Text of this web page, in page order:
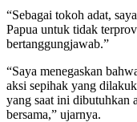
“Sebagai tokoh adat,
Papua untuk tidak
bertanggungjawab.”
“Saya menegaskan
aksi sepihak yang
yang saat ini dibutuhkan
bersama,” ujarnya.